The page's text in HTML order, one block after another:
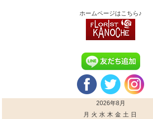
ホームページはこちら♪
2026年8月
月 火 水 木 金 土 日